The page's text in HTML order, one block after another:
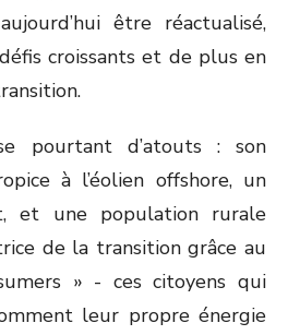
être réactualisé,
croissants et de plus en
pourtant d’atouts : son
à l’éolien offshore, un
et une population rurale
de la transition grâce au
» - ces citoyens qui
leur propre énergie